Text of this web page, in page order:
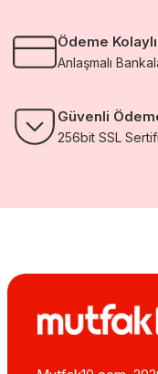
Ödeme
Anlaşmalı
Güvenli
256bit SSL